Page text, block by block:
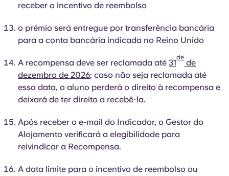
receber o incentivo de reembolso
o prémio será entregue por transferência bancária
para a conta bancária indicada no Reino Unido
A recompensa deve ser reclamada até 31
de
de
dezembro de 2026; caso não seja reclamada até
essa data, o aluno perderá o direito à recompensa e
deixará de ter direito a recebê-la.
Após receber o e-mail do Indicador, o Gestor do
Alojamento verificará a elegibilidade para
reivindicar a Recompensa.
A data limite para o incentivo de reembolso ou